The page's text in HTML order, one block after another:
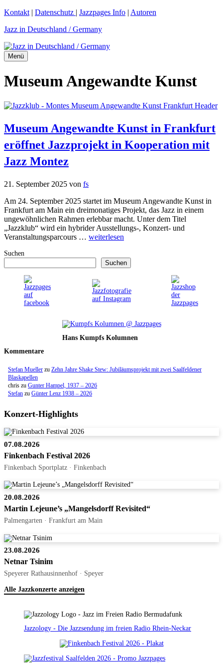
Zum
springen
Kontakt | Datenschutz | Jazzpages Info | Autoren
Jazz in Deutschland / Germany
Menü
Museum Angewandte Kunst
Museum Angewandte Kunst in Frankfurt
eröffnet Jazzprojekt in Kooperation mit
Jazz Montez
21. September 2025 von fs
Am 24. September 2025 startet im Museum Angewandte Kunst in
Frankfurt am Main ein dreimonatiges Projekt, das Jazz in einem
ungewöhnlichen Rahmen erlebbar macht. Unter dem Titel
„Jazzklub“ wird ein hybrider Ausstellungs-, Konzert- und
Veranstaltungsparcours … weiterlesen
Suchen
Suchen
Hans Kumpfs Kolumnen
Kommentare
Stefan Mueller zu Zehn Jahre Shake Stew: Jubiläumsprojekt mit zwei Saalfeldener
Blaskapellen
chris zu Gunter Hampel, 1937 – 2026
Stefan zu Günter Lenz 1938 – 2026
Konzert-Highlights
07.08.2026
Finkenbach Festival 2026
Finkenbach Sportplatz · Finkenbach
20.08.2026
Martin Lejeune’s „Mangelsdorff Revisited“
Palmengarten · Frankfurt am Main
23.08.2026
Netnar Tsinim
Speyerer Rathausinnenhof · Speyer
Alle Jazzkonzerte anzeigen
Jazzology - Die Jazzsendung im freien Radio Rhein-Neckar